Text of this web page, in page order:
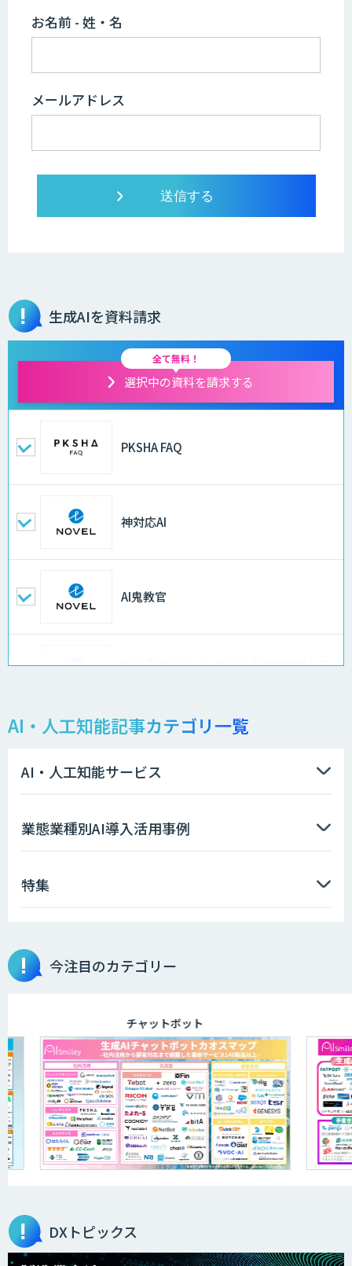
お名前 - 姓・名
メールアドレス
生成AIを資料請求
全て無料！
選択中の資料を請求する
PKSHA FAQ
神対応AI
AI鬼教官
設計不明の古いシステムをAIが解析して
AIエージェント開発支援
AIエンジニアアカデミー（バイブコーデ
aiDAPTIV+
ELYZA Works with KDDI
JAPAN AI KNOWLEDGE
AI・人工知能記事カテゴリ一覧
AI・人工知能サービス
業態業種別AI導入活用事例
特集
今注目のカテゴリー
チャットボット
DXトピックス